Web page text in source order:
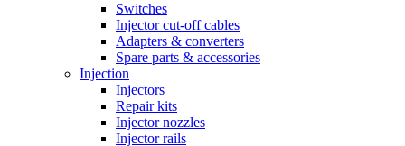
Switches
Injector cut-off cables
Adapters & converters
Spare parts & accessories
Injection
Injectors
Repair kits
Injector nozzles
Injector rails